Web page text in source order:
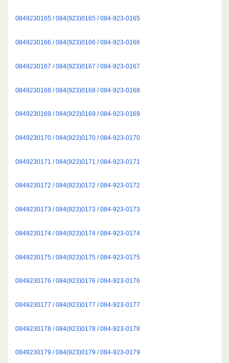
0849230165 / 084(923)0165 / 084-923-0165
0849230166 / 084(923)0166 / 084-923-0166
0849230167 / 084(923)0167 / 084-923-0167
0849230168 / 084(923)0168 / 084-923-0168
0849230169 / 084(923)0169 / 084-923-0169
0849230170 / 084(923)0170 / 084-923-0170
0849230171 / 084(923)0171 / 084-923-0171
0849230172 / 084(923)0172 / 084-923-0172
0849230173 / 084(923)0173 / 084-923-0173
0849230174 / 084(923)0174 / 084-923-0174
0849230175 / 084(923)0175 / 084-923-0175
0849230176 / 084(923)0176 / 084-923-0176
0849230177 / 084(923)0177 / 084-923-0177
0849230178 / 084(923)0178 / 084-923-0178
0849230179 / 084(923)0179 / 084-923-0179